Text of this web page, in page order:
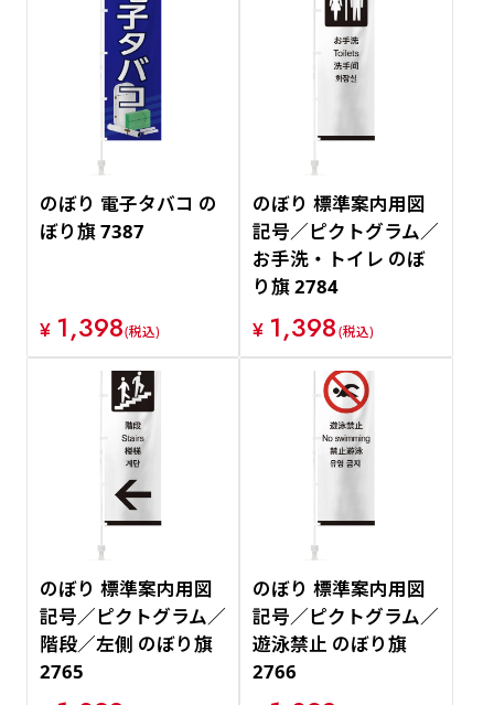
新着順
価格が安い順
価格が高い順
のぼり 電子タバコ の
ぼり旗 7387
¥ 1,398(税込)
のぼり 標準案内用図
記号／ピクトグラム／
お手洗・トイレ のぼ
り旗 2784
¥ 1,398(税込)
のぼり 標準案内用図
記号／ピクトグラム／
階段／左側 のぼり旗
2765
のぼり 標準案内用図
記号／ピクトグラム／
遊泳禁止 のぼり旗
2766